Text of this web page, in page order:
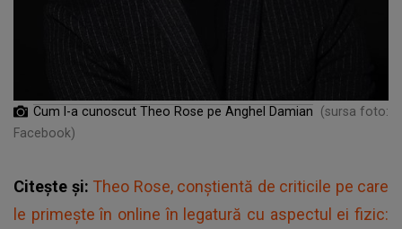
Cum l-a cunoscut Theo Rose pe Anghel Damian
(sursa foto:
Facebook)
Citește și: Theo Rose, conștientă de criticile pe care
le primește în online în legatură cu aspectul ei fizic: